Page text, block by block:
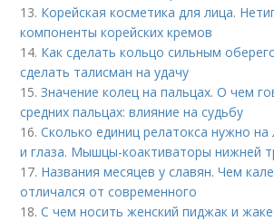
13. Корейская косметика для лица.
компоненты корейских кремов
14. Как сделать кольцо сильным
сделать талисман на удачу
15.Значение колец на пальцах. О чем
средних пальцах: влияние на судьбу
16.Сколько единиц релатокса нужно
и глаза. Мышцы-коактиваторы нижней
17. Названия месяцев у славян. Чем
отличался от современного
18.С чем носить женский пиджак и